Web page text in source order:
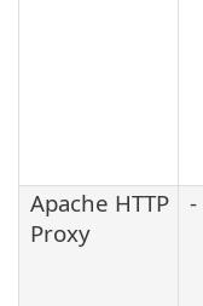
Apache HTTP
Proxy
-